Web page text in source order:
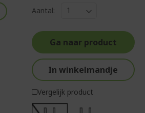
Aantal:
Ga naar product
In winkelmandje
Vergelijk product